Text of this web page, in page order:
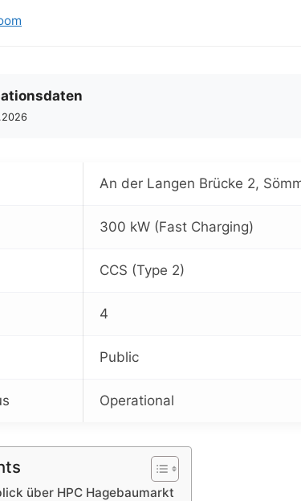
An der Langen Brücke 2,
300 kW (Fast Charging)
CCS (Type 2)
4
Public
Operational
über HPC Hagebaumarkt